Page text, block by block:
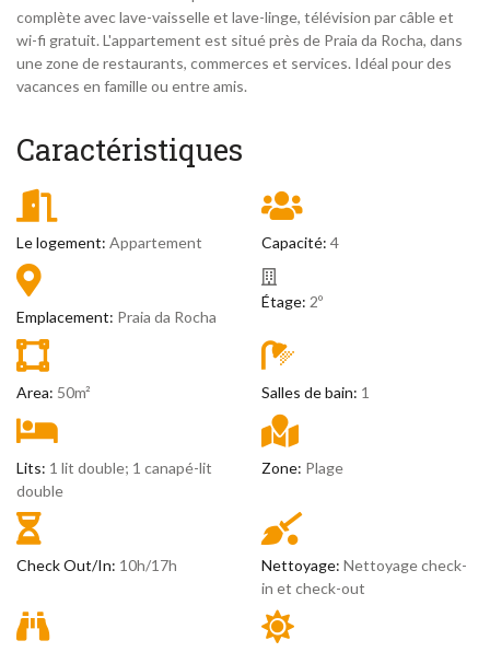
complète avec lave-vaisselle et lave-linge, télévision par câble et
wi-fi gratuit. L'appartement est situé près de Praia da Rocha, dans
une zone de restaurants, commerces et services. Idéal pour des
vacances en famille ou entre amis.
Caractéristiques
Le logement: Appartement Capacité: 4
Emplacement: Praia da Rocha
Étage: 2º
Area: 50m² Salles de bain: 1
Lits: 1 lit double; 1 canapé-lit
double
Zone: Plage
Check Out/In: 10h/17h Nettoyage: Nettoyage check-
in et check-out